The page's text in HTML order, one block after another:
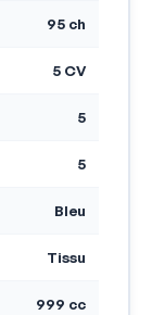
95 ch
5 CV
5
5
Bleu
Tissu
999 cc